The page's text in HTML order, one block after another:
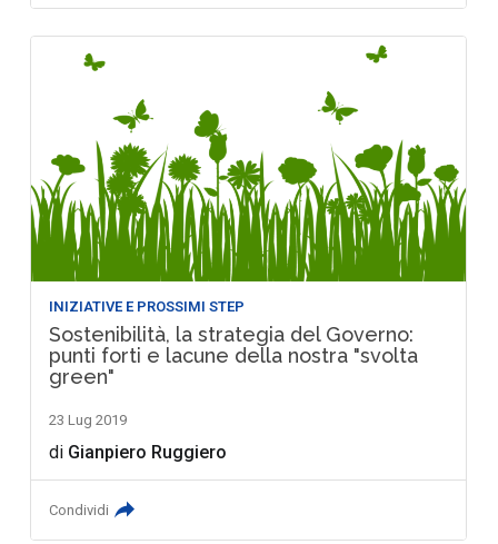
INIZIATIVE E PROSSIMI STEP
Sostenibilità, la strategia del Governo:
punti forti e lacune della nostra "svolta
green"
23 Lug 2019
di Gianpiero Ruggiero
Condividi